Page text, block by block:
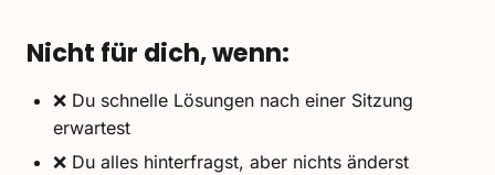
Nicht für dich, wenn:
❌ Du schnelle Lösungen nach einer Sitzung
erwartest
❌ Du alles hinterfragst, aber nichts änderst